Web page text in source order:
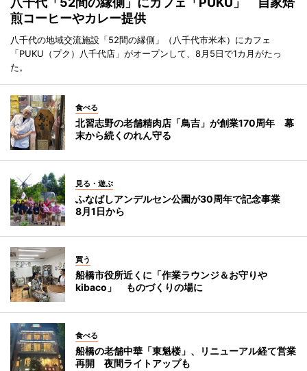
煎コーヒーやカレー提供
八千代の地域交流施設「52間の縁側」（八千代市米本）にカフェ
「PUKU（プク）八千代店」がオープンして、8月5日で1カ月がたっ
た。
食べる
北習志野の老舗精肉店「鳥吉」が創業170周年 幕
末から続くのれん守る
見る・遊ぶ
ふなばしアンデルセン公園が30周年で記念事業
8月1日から
買う
船橋市役所近くに「作業ラウンジ＆お守りや
kibaco」 ものづくりの場に
食べる
船橋の老舗中華「東魁楼」、リニューアル経て営業
再開 夜間ライトアップも